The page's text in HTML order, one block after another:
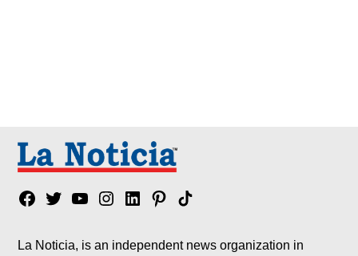
Facebook
TwitterYouTubeInstagram
LinkedinPinterest
Tik
La Noticia, is an independent news organization in